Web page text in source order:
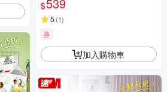
$539
5 (1)
券
加入購物車